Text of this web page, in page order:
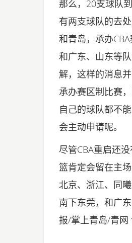
那么，20支球队
有两支球队的去
和青岛，承办
和广东、山东等
解，这样的消息
承办赛区制比赛
自己的球队都不
会主动申请呢。
尽管CBA重启还
篮肯定会留在主
北京、浙江、同
南下东莞，和广
报/掌上青岛/青网